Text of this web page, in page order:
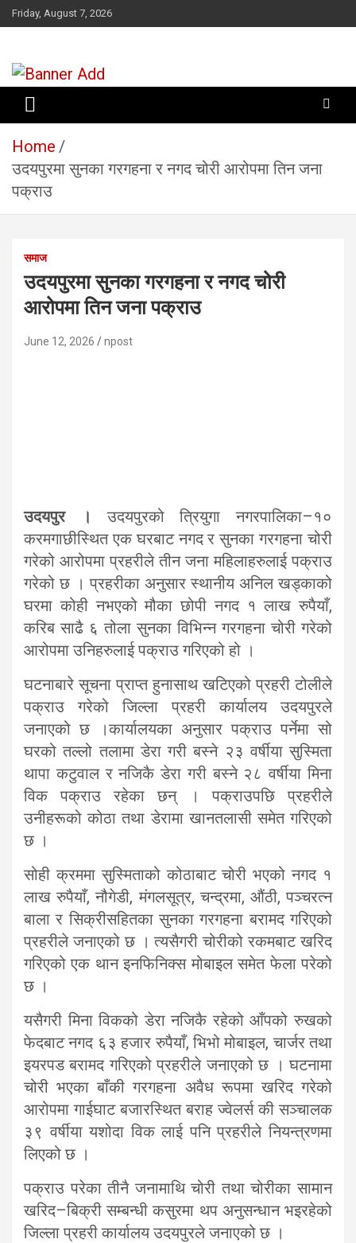
Skip
to
Friday, August 7, 2026
सूचना तपाईंकाे अधिकार
Home
उदयपुरमा सुनका गरगहना र नगद चोरी आरोपमा तिन जना
पक्राउ
समाज
उदयपुरमा सुनका गरगहना र नगद चोरी
आरोपमा तिन जना पक्राउ
June 12, 2026 npost
उदयपुर ।
उदयपुरको त्रियुगा नगरपालिका–१०
करमगाछीस्थित एक घरबाट नगद र सुनका गरगहना चोरी
गरेको आरोपमा प्रहरीले तीन जना महिलाहरुलाई पक्राउ
गरेको छ । प्रहरीका अनुसार स्थानीय अनिल खड्काको
घरमा कोही नभएको मौका छोपी नगद १ लाख रुपैयाँ,
करिब साढै ६ तोला सुनका विभिन्न गरगहना चोरी गरेको
आरोपमा उनिहरुलाई पक्राउ गरिएको हो ।
घटनाबारे सूचना प्राप्त हुनासाथ खटिएको प्रहरी टोलीले
पक्राउ गरेको जिल्ला प्रहरी कार्यालय उदयपुरले
जनाएको छ ।कार्यालयका अनुसार पक्राउ पर्नेमा सो
घरको तल्लो तलामा डेरा गरी बस्ने २३ वर्षीया सुस्मिता
थापा कटुवाल र नजिकै डेरा गरी बस्ने २८ वर्षीया मिना
विक पक्राउ रहेका छन् । पक्राउपछि प्रहरीले
उनीहरूको कोठा तथा डेरामा खानतलासी समेत गरिएको
छ ।
सोही क्रममा सुस्मिताको कोठाबाट चोरी भएको नगद १
लाख रुपैयाँ, नौगेडी, मंगलसूत्र, चन्द्रमा, औंठी, पञ्चरत्न
बाला र सिक्रीसहितका सुनका गरगहना बरामद गरिएको
प्रहरीले जनाएको छ । त्यसैगरी चोरीको रकमबाट खरिद
गरिएको एक थान इनफिनिक्स मोबाइल समेत फेला परेको
छ ।
यसैगरी मिना विकको डेरा नजिकै रहेको आँपको रुखको
फेदबाट नगद ६३ हजार रुपैयाँ, भिभो मोबाइल, चार्जर तथा
इयरपड बरामद गरिएको प्रहरीले जनाएको छ । घटनामा
चोरी भएका बाँकी गरगहना अवैध रूपमा खरिद गरेको
आरोपमा गाईघाट बजारस्थित बराह ज्वेलर्स की सञ्चालक
३९ वर्षीया यशोदा विक लाई पनि प्रहरीले नियन्त्रणमा
लिएको छ ।
पक्राउ परेका तीनै जनामाथि चोरी तथा चोरीका सामान
खरिद–बिक्री सम्बन्धी कसुरमा थप अनुसन्धान भइरहेको
जिल्ला प्रहरी कार्यालय उदयपुरले जनाएको छ ।